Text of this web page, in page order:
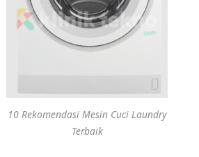
10 Rekomendasi Mesin Cuci Laundry
Terbaik